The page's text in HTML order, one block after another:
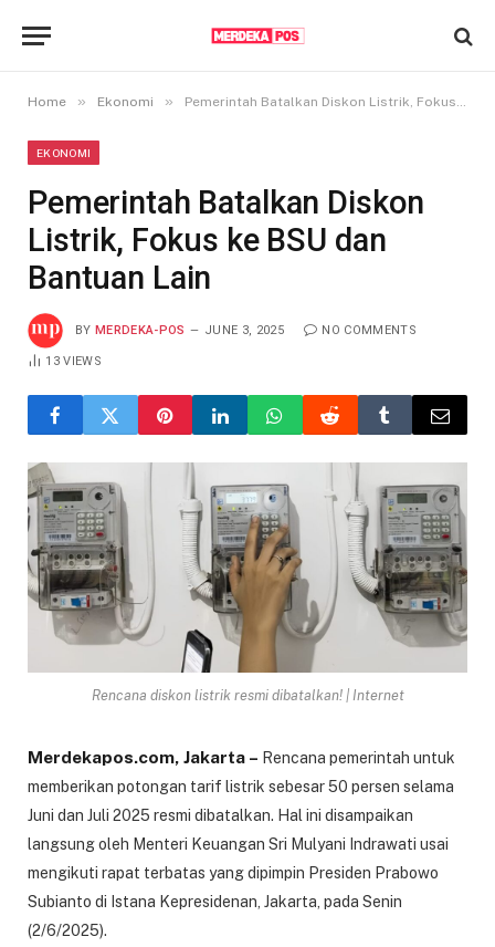
Home » Ekonomi » Pemerintah Batalkan Diskon Listrik, Fokus ke BSU dan Bantuan Lain
EKONOMI
Pemerintah Batalkan Diskon
Listrik, Fokus ke BSU dan
Bantuan Lain
BY MERDEKA-POS JUNE 3, 2025 NO COMMENTS
13VIEWS
Rencana diskon listrik resmi dibatalkan! | Internet
Merdekapos.com, Jakarta – Rencana pemerintah untuk
memberikan potongan tarif listrik sebesar 50 persen selama
Juni dan Juli 2025 resmi dibatalkan. Hal ini disampaikan
langsung oleh Menteri Keuangan Sri Mulyani Indrawati usai
mengikuti rapat terbatas yang dipimpin Presiden Prabowo
Subianto di Istana Kepresidenan, Jakarta, pada Senin
(2/6/2025).